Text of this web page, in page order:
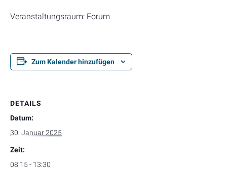
Veranstaltungsraum: Forum
Zum Kalender hinzufügen
DETAILS
Datum:
30. Januar 2025
Zeit:
08:15 - 13:30